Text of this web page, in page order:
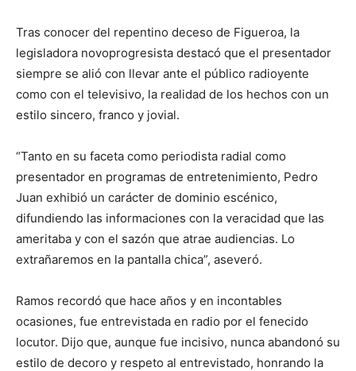
Tras conocer del repentino deceso de Figueroa, la
legisladora novoprogresista destacó que el presentador
siempre se alió con llevar ante el público radioyente
como con el televisivo, la realidad de los hechos con un
estilo sincero, franco y jovial.
“Tanto en su faceta como periodista radial como
presentador en programas de entretenimiento, Pedro
Juan exhibió un carácter de dominio escénico,
difundiendo las informaciones con la veracidad que las
ameritaba y con el sazón que atrae audiencias. Lo
extrañaremos en la pantalla chica”, aseveró.
Ramos recordó que hace años y en incontables
ocasiones, fue entrevistada en radio por el fenecido
locutor. Dijo que, aunque fue incisivo, nunca abandonó su
estilo de decoro y respeto al entrevistado, honrando la